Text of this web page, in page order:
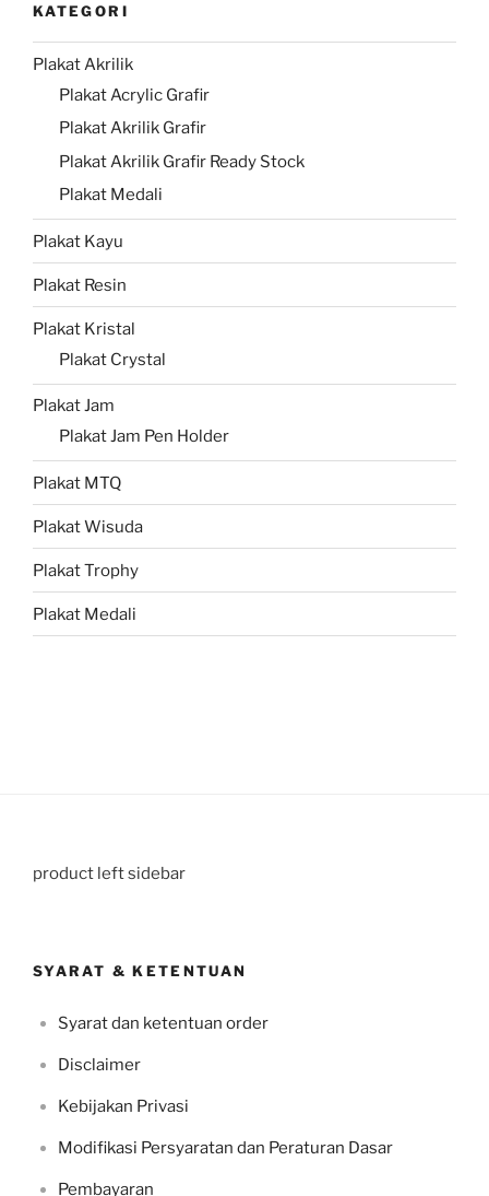
KATEGORI
Plakat Akrilik
Plakat Acrylic Grafir
Plakat Akrilik Grafir
Plakat Akrilik Grafir Ready Stock
Plakat Medali
Plakat Kayu
Plakat Resin
Plakat Kristal
Plakat Crystal
Plakat Jam
Plakat Jam Pen Holder
Plakat MTQ
Plakat Wisuda
Plakat Trophy
Plakat Medali
product left sidebar
SYARAT & KETENTUAN
Syarat dan ketentuan order
Disclaimer
Kebijakan Privasi
Modifikasi Persyaratan dan Peraturan Dasar
Pembayaran